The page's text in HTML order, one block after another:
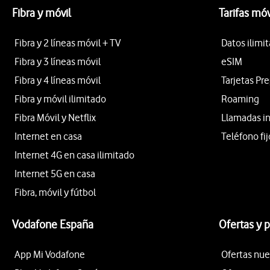
Fibra y móvil
Fibra y 2 líneas móvil + TV
Fibra y 3 líneas móvil
Fibra y 4 líneas móvil
Fibra y móvil ilimitado
Fibra Móvil y Netflix
Internet en casa
Internet 4G en casa ilimitado
Internet 5G en casa
Fibra, móvil y fútbol
Tarifas
Datos
eSIM
Tarjetas
Roaming
Llamadas
Teléfono
Vodafone España
App Mi Vodafone
Ofertas y
Ofertas